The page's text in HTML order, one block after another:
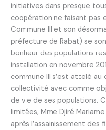
initiatives dans presque
coopération ne faisant pas
Commune III et son
préfecture de Rabat) se
bonheur des populations
installation en novembre
commune III s’est attelé
collectivité avec comme
de vie de ses populations.
limitées, Mme Djiré
après l’assainissement des